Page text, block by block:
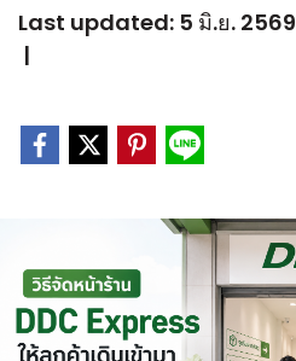
Last updated: 5 มิ.ย. 2569
|